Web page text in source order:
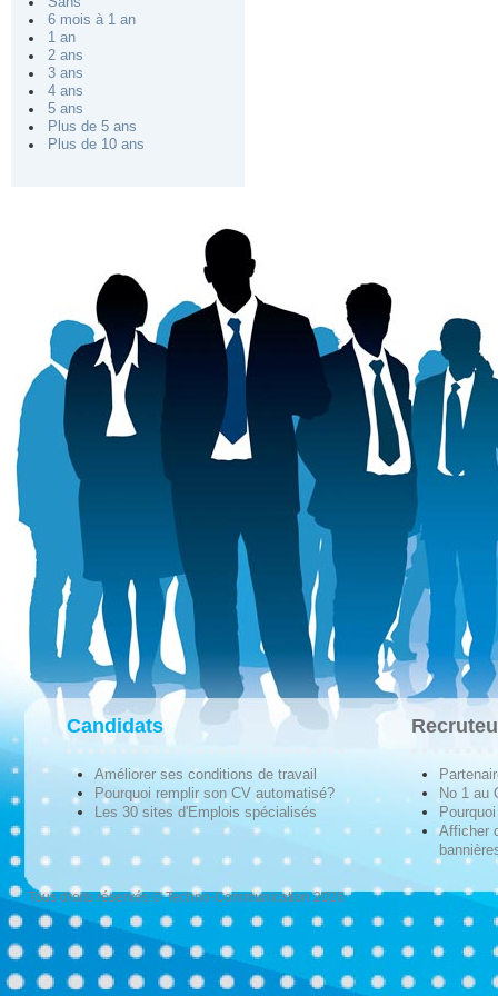
6 mois à 1 an
1 an
2 ans
3 ans
4 ans
5 ans
Plus de 5 ans
Plus de 10 ans
Candidats
Améliorer ses conditions de travail
Pourquoi remplir son CV automatisé?
Les 30 sites d'Emplois spécialisés
No 1 au
Afficher
Tous droits réservés © Techno-Communication 2026